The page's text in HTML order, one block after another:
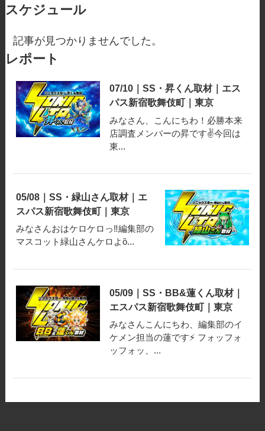
スケジュール
記事が見つかりませんでした。
レポート
07/10｜SS・昇くん取材｜エス
パス新宿歌舞伎町｜東京
みなさん、こんにちわ！必勝本来
店調査メンバーの昇です✌️今回は
東...
05/08｜SS・緑山さん取材｜エ
スパス新宿歌舞伎町｜東京
みなさんおはケロケロっ‼️編集部の
マスコット緑山さんケロよὃ...
05/09｜SS・BB&蓮くん取材｜
エスパス新宿歌舞伎町｜東京
みなさんこんにちわ、編集部のイ
ケメン担当の蓮です⚡ フォッフォ
ッフォッ、...